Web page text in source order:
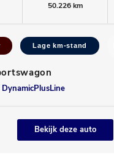
50.226 km
Lage km-stand
Bekijk deze auto